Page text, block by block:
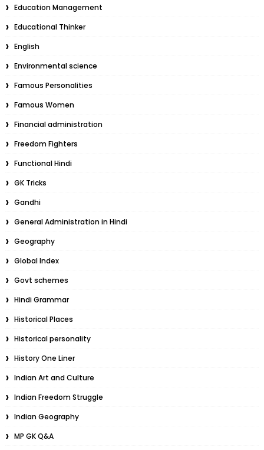
Education Management
Educational Thinker
English
Environmental science
Famous Personalities
Famous Women
Financial administration
Freedom Fighters
Functional Hindi
GK Tricks
Gandhi
General Administration in Hindi
Geography
Global Index
Govt schemes
Hindi Grammar
Historical Places
Historical personality
History One Liner
Indian Art and Culture
Indian Freedom Struggle
Indian Geography
MP GK Q&A